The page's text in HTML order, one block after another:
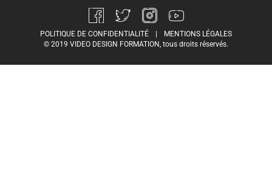
POLITIQUE DE CONFIDENTIALITÉ
MENTIONS LÉGALES
© 2019 VIDEO DESIGN FORMATION, tous droits réservés.